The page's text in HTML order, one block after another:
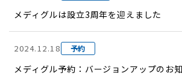
メディグルは設立3周年を迎えました
2024.12.18 予約
メディグル予約：バージョンアップのお